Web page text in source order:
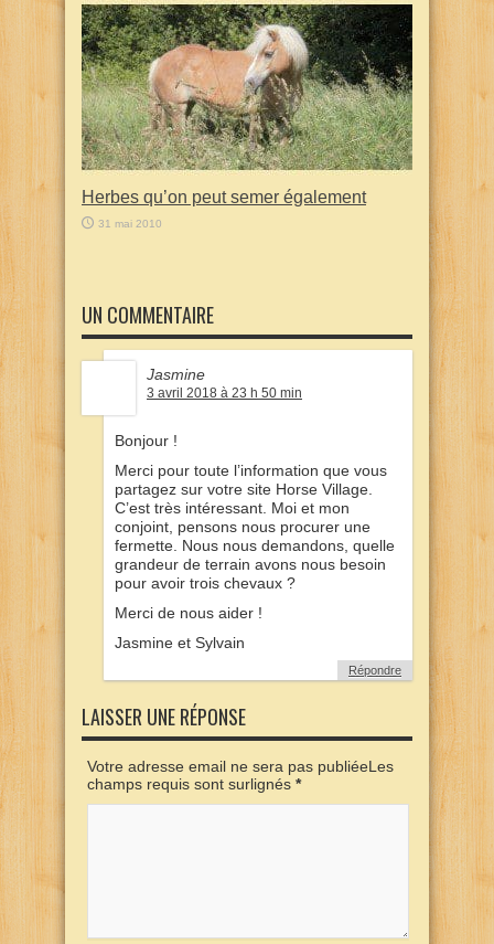
Herbes qu’on peut semer également
31 mai 2010
UN COMMENTAIRE
Jasmine
3 avril 2018 à 23 h 50 min
Bonjour !
Merci pour toute l’information que vous
partagez sur votre site Horse Village.
C’est très intéressant. Moi et mon
conjoint, pensons nous procurer une
fermette. Nous nous demandons, quelle
grandeur de terrain avons nous besoin
pour avoir trois chevaux ?
Merci de nous aider !
Jasmine et Sylvain
Répondre
LAISSER UNE RÉPONSE
Votre adresse email ne sera pas publiéeLes
champs requis sont surlignés *